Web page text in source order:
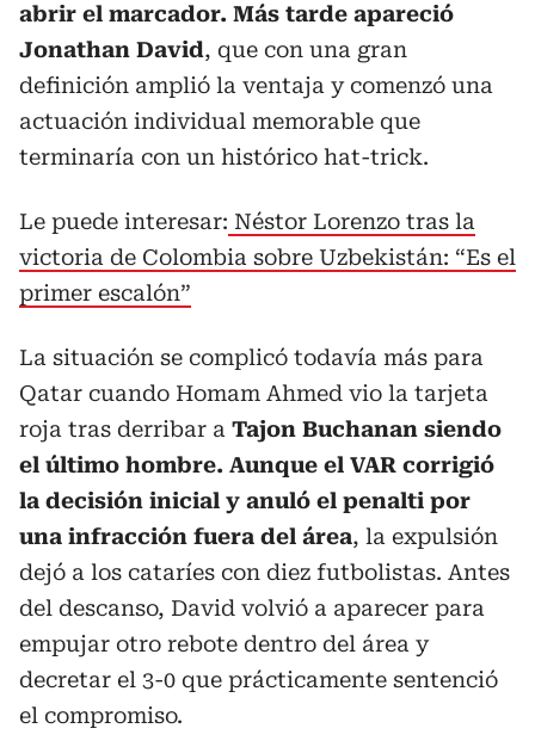
abrir el marcador. Más tarde apareció
Jonathan David, que con una gran
definición amplió la ventaja y comenzó una
actuación individual memorable que
terminaría con un histórico hat-trick.
Le puede interesar: Néstor Lorenzo tras la
victoria de Colombia sobre Uzbekistán: “Es el
primer escalón”
La situación se complicó todavía más para
Qatar cuando Homam Ahmed vio la tarjeta
roja tras derribar a Tajon Buchanan siendo
el último hombre. Aunque el VAR corrigió
la decisión inicial y anuló el penalti por
una infracción fuera del área, la expulsión
dejó a los cataríes con diez futbolistas. Antes
del descanso, David volvió a aparecer para
empujar otro rebote dentro del área y
decretar el 3-0 que prácticamente sentenció
el compromiso.